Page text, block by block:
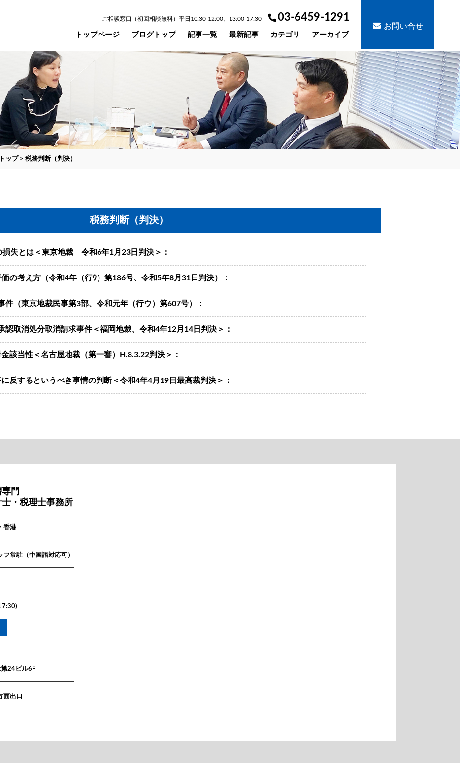
ご相談窓口（初回相談無料）平日10:30-12:00、13:00-17:30 03-6459-1291
アーカイブ
カテゴリ
最新記事
記事一覧
ブログトップ
トップページ
お問い合せ
ップ > 税務判断（判決）
税務判断（判決）
損失とは＜東京地裁 令和6年1月23日判決＞：
の考え方（令和4年（行ｳ）第186号、令和5年8月31日判決）：
件（東京地裁民事第3部、令和元年（行ウ）第607号）：
認取消処分取消請求事件＜福岡地裁、令和4年12月14日判決＞：
該当性＜名古屋地裁（第一審）H.8.3.22判決＞：
反するというべき事情の判断＜令和4年4月19日最高裁判決＞：
門
・税理士事務所
香港
フ常駐（中国語対応可）
24ビル6F
面出口